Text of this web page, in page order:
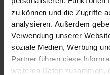
zu können und die Zugriffe
analysieren. Außerdem
Verwendung unserer
soziale Medien, Werbung
Partner führen diese
weiteren Daten zusammen,
WEBSEITE
https://www.hobex.at
E-MAIL
office@hobex.at